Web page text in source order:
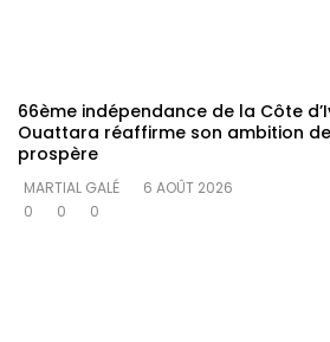
66ème indépendance de la Côte
Ouattara réaffirme son ambition
prospère
MARTIAL GALÉ
6 AOÛT 2026
0
0 0